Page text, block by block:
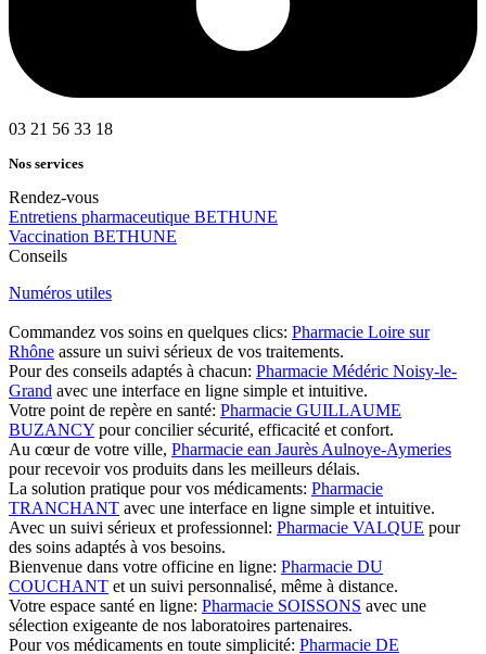
03 21 56 33 18
Nos services
Rendez-vous
Entretiens pharmaceutique BETHUNE
Vaccination BETHUNE
Conseils
Numéros utiles
Commandez vos soins en quelques clics: Pharmacie Loire sur
Rhône assure un suivi sérieux de vos traitements.
Pour des conseils adaptés à chacun: Pharmacie Médéric Noisy-le-
Grand avec une interface en ligne simple et intuitive.
Votre point de repère en santé: Pharmacie GUILLAUME
BUZANCY pour concilier sécurité, efficacité et confort.
Au cœur de votre ville, Pharmacie ean Jaurès Aulnoye-Aymeries
pour recevoir vos produits dans les meilleurs délais.
La solution pratique pour vos médicaments: Pharmacie
TRANCHANT avec une interface en ligne simple et intuitive.
Avec un suivi sérieux et professionnel: Pharmacie VALQUE pour
des soins adaptés à vos besoins.
Bienvenue dans votre officine en ligne: Pharmacie DU
COUCHANT et un suivi personnalisé, même à distance.
Votre espace santé en ligne: Pharmacie SOISSONS avec une
sélection exigeante de nos laboratoires partenaires.
Pour vos médicaments en toute simplicité: Pharmacie DE